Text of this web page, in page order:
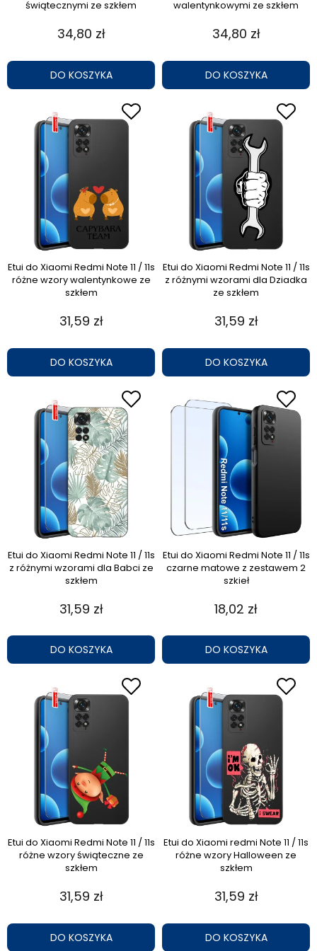
świątecznymi ze szkłem
34,80 zł
DO KOSZYKA
walentynkowymi ze szkłem
34,80 zł
DO KOSZYKA
Etui do Xiaomi Redmi Note 11 / 11s
różne wzory walentynkowe ze
szkłem
31,59 zł
DO KOSZYKA
Etui do Xiaomi Redmi Note 11 / 11s
z różnymi wzorami dla Dziadka
ze szkłem
31,59 zł
DO KOSZYKA
Etui do Xiaomi Redmi Note 11 / 11s
z różnymi wzorami dla Babci ze
szkłem
31,59 zł
DO KOSZYKA
Etui do Xiaomi Redmi Note 11 / 11s
czarne matowe z zestawem 2
szkieł
18,02 zł
DO KOSZYKA
Etui do Xiaomi Redmi Note 11 / 11s
różne wzory świąteczne ze
szkłem
31,59 zł
DO KOSZYKA
Etui do Xiaomi redmi Note 11 / 11s
różne wzory Halloween ze
szkłem
31,59 zł
DO KOSZYKA